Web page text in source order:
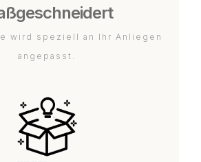
wird speziell an Ihr Anliegen
angepasst.